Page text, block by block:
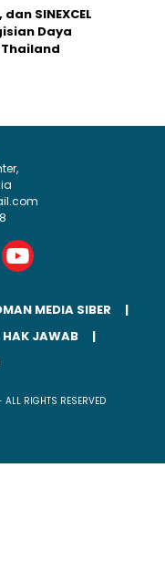
SINEXCEL
Daya
MEDIA SIBER
HAK JAWAB
RIGHTS RESERVED